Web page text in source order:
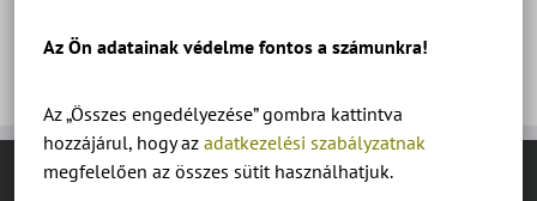
Az Ön adatainak védelme fontos a számunkra!
Az „Összes engedélyezése” gombra kattintva
hozzájárul, hogy az adatkezelési szabályzatnak
megfelelően az összes sütit használhatjuk.